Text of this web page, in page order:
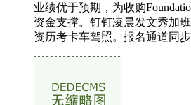
业绩优于预期，为收购
资金支撑。钉钉凌晨发文秀加
资历考卡车驾照。报名通道同